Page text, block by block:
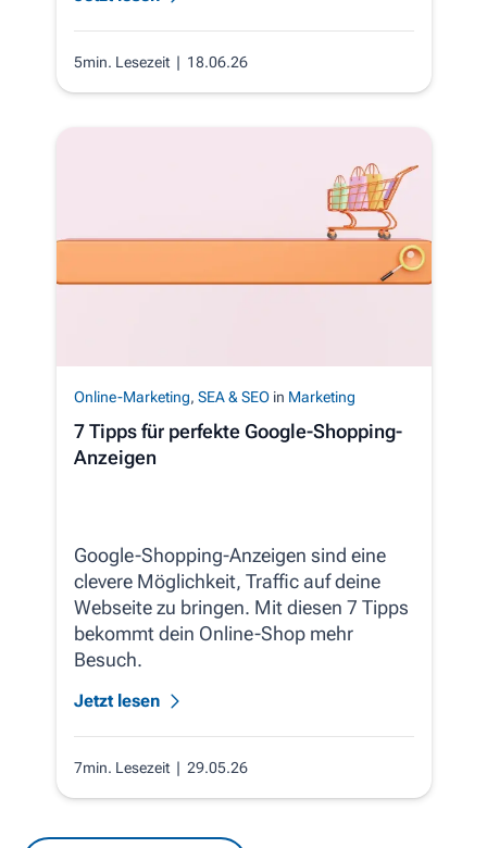
5min. Lesezeit | 18.06.26
Online-Marketing, SEA & SEO in Marketing
7 Tipps für perfekte Google-Shopping-
Anzeigen
Google-Shopping-Anzeigen sind eine
clevere Möglichkeit, Traffic auf deine
Webseite zu bringen. Mit diesen 7 Tipps
bekommt dein Online-Shop mehr
Besuch.
Jetzt lesen
7min. Lesezeit | 29.05.26